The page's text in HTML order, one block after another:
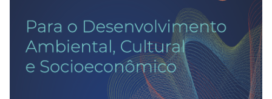
REVISTAS
SERVIÇOS